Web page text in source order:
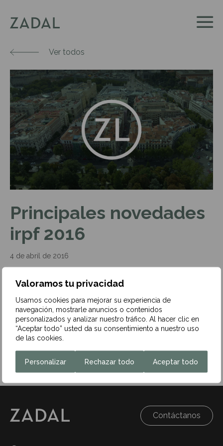
Valoramos tu privacidad
Usamos cookies para mejorar su experiencia de
navegación, mostrarle anuncios o contenidos
personalizados y analizar nuestro tráfico. Al hacer clic en
“Aceptar todo” usted da su consentimiento a nuestro uso
de las cookies.
Personalizar Rechazar todo Aceptar todo
Ver todos
Principales novedades
irpf 2016
4 de abril de 2016
Aquí podéis ver las principales novedades introducidas
en los modelos de Renta y Patrimonio para el 2016:
Principales Novedades en los Modelos de la Renta y
Patrimonio 2016
Contáctanos